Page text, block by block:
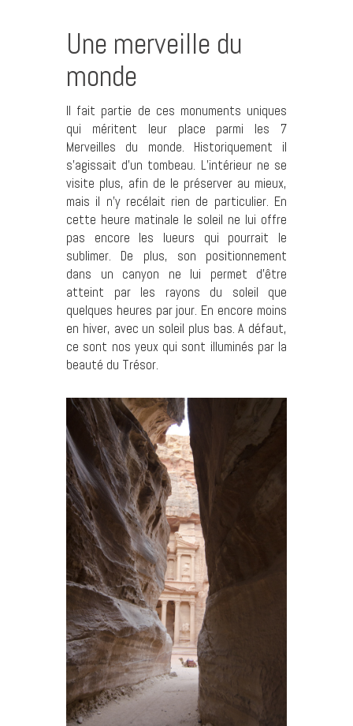
Une merveille du
monde
Il fait partie de ces monuments uniques
qui méritent leur place parmi les 7
Merveilles du monde. Historiquement il
s’agissait d’un tombeau. L’intérieur ne se
visite plus, afin de le préserver au mieux,
mais il n’y recélait rien de particulier. En
cette heure matinale le soleil ne lui offre
pas encore les lueurs qui pourrait le
sublimer. De plus, son positionnement
dans un canyon ne lui permet d’être
atteint par les rayons du soleil que
quelques heures par jour. En encore moins
en hiver, avec un soleil plus bas. A défaut,
ce sont nos yeux qui sont illuminés par la
beauté du Trésor.